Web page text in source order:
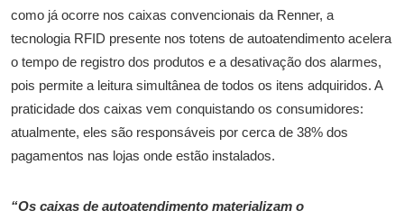
como já ocorre nos caixas convencionais da Renner, a
tecnologia RFID presente nos totens de autoatendimento acelera
o tempo de registro dos produtos e a desativação dos alarmes,
pois permite a leitura simultânea de todos os itens adquiridos. A
praticidade dos caixas vem conquistando os consumidores:
atualmente, eles são responsáveis por cerca de 38% dos
pagamentos nas lojas onde estão instalados.
“Os caixas de autoatendimento materializam o